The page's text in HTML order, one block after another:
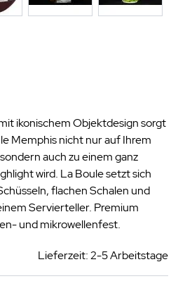
ikonischem Objektdesign sorgt
Memphis nicht nur auf Ihrem
auch zu einem ganz
wird. La Boule setzt sich
flachen Schalen und
Servierteller. Premium
und mikrowellenfest.
Lieferzeit: 2-5 Arbeitstage